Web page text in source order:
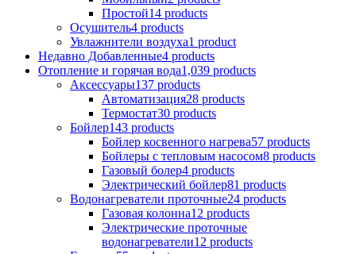
Простой14 products
Осушитель4 products
Увлажнители воздуха1 product
Недавно Добавленные4 products
Отопление и горячая вода1,039 products
Аксессуары137 products
Aвтоматизация28 products
Термостат30 products
Бойлер143 products
Бойлер косвенного нагрева57 products
Бойлеры с тепловым насосом8 products
Газовый болер4 products
Электрический бойлер81 products
Водонагреватели проточные24 products
Газовая колонна12 products
Электрические проточные
водонагреватели12 products